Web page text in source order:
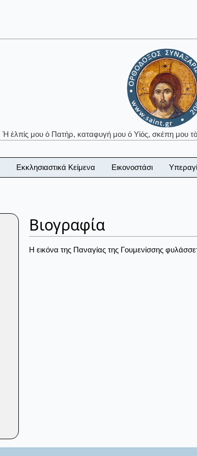
Ἡ ἐλπίς μου ὁ Πατήρ, καταφυγή μου ὁ Υἱός, σκέπη μου
Εκκλησιαστικά Κείμενα Εικονοστάσι
Βιογραφία
Η εικόνα της Παναγίας της Γουμενίσσης